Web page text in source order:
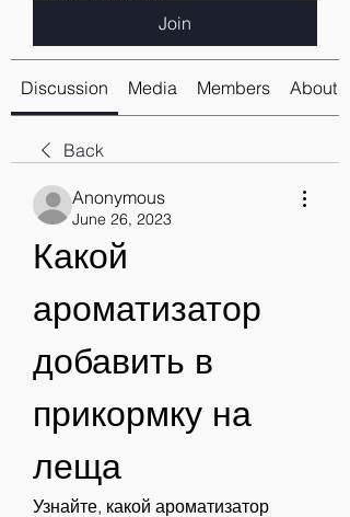
Join
Discussion Media Members About
Back
Anonymous
June 26, 2023
Какой
ароматизатор
добавить в
прикормку на
леща
Узнайте, какой ароматизатор